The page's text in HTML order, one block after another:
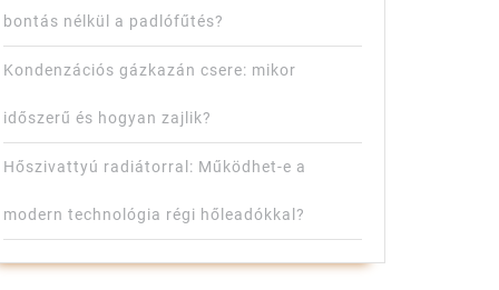
bontás nélkül a padlófűtés?
Kondenzációs gázkazán csere: mikor
időszerű és hogyan zajlik?
Hőszivattyú radiátorral: Működhet-e a
modern technológia régi hőleadókkal?